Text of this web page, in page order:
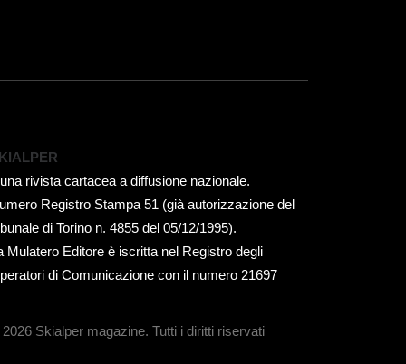
rivista cartacea a diffusione nazionale.
Registro Stampa 51 (già autorizzazione del
di Torino n. 4855 del 05/12/1995).
Mulatero Editore è iscritta nel Registro degli
di Comunicazione con il numero 21697
Skialper magazine. Tutti i diritti riservati